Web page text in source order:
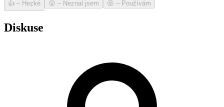
👍 – Hezké 😲 – Neznal jsem 😝 – Používám
Diskuse